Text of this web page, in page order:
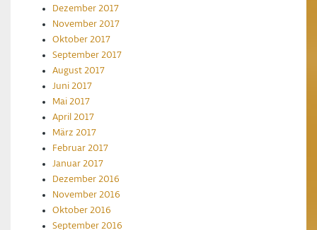
Dezember 2017
November 2017
Oktober 2017
September 2017
August 2017
Juni 2017
Mai 2017
April 2017
März 2017
Februar 2017
Januar 2017
Dezember 2016
November 2016
Oktober 2016
September 2016